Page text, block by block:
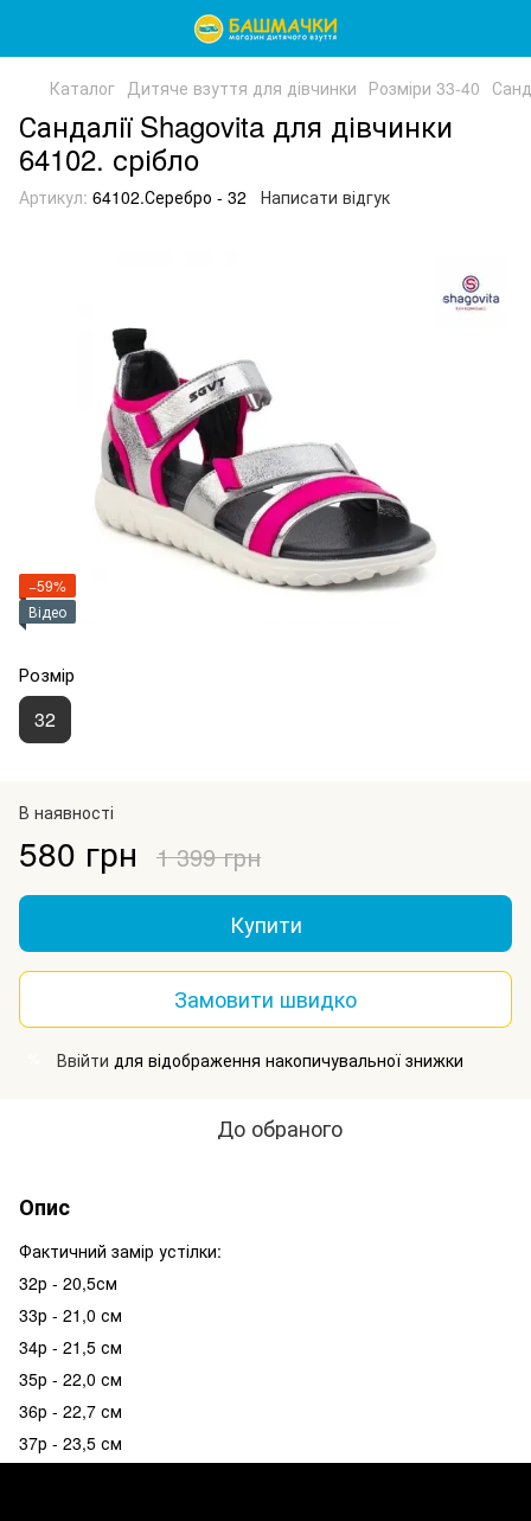
Каталог Дитяче взуття для дівчинки Розміри 33-40
Сандалії Shagovita для дівчинки
64102. срібло
Артикул: 64102.Серебро - 32 Написати відгук
−59%
Відео
Розмір
32
В наявності
580 грн 1 399 грн
Купити
Замовити швидко
Ввійти для відображення накопичувальної знижки
До обраного
Опис
Фактичний замір устілки:
32р - 20,5см
33р - 21,0 см
34р - 21,5 см
35р - 22,0 см
36р - 22,7 см
37р - 23,5 см